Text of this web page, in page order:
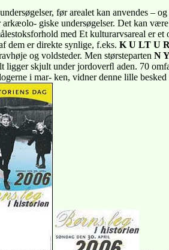
før arealet kan anvendes –
arkæolo- giske undersøgelser. Det kan
med Et kulturarvsareal er
dem er direkte synlige, f.eks. K U LT U
og voldsteder. Men størsteparten N
ligger skjult under jordoverﬂ aden. 70
i mar- ken, vidner denne lille